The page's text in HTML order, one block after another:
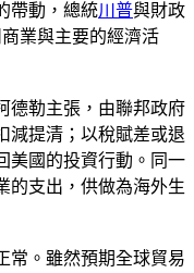
帶動，總統川普與財政
業與主要的經濟活
德勒主張，由聯邦政府
減提清；以稅賦差或退
美國的投資行動。同一
的支出，供做為海外生
常。雖然預期全球貿易